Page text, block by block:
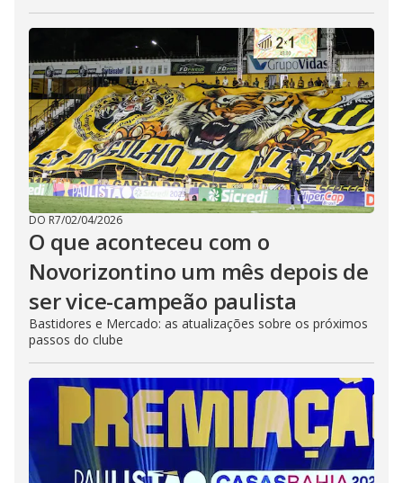
DO R7/02/04/2026
O que aconteceu com o
Novorizontino um mês depois de
ser vice-campeão paulista
Bastidores e Mercado: as atualizações sobre os próximos
passos do clube